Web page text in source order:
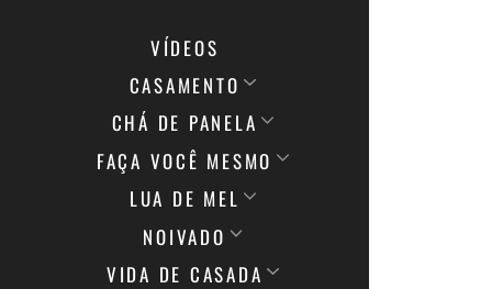
VÍDEOS
CASAMENTO
CHÁ DE PANELA
FAÇA VOCÊ MESMO
LUA DE MEL
NOIVADO
VIDA DE CASADA